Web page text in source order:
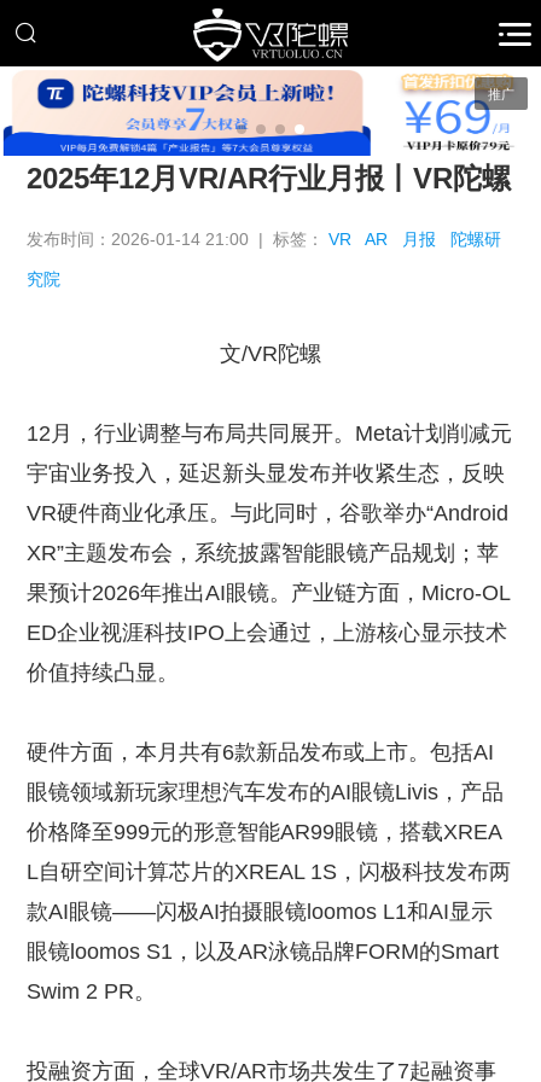
推广
2025年12月VR/AR行业月报丨VR陀螺
发布时间：2026-01-14 21:00 | 标签：VR AR 月报 陀螺研
究院
文/VR陀螺
12月，行业调整与布局共同展开。Meta计划削减元
宇宙业务投入，延迟新头显发布并收紧生态，反映
VR硬件商业化承压。与此同时，谷歌举办“Android
XR”主题发布会，系统披露智能眼镜产品规划；苹
果预计2026年推出AI眼镜。产业链方面，Micro-OL
ED企业视涯科技IPO上会通过，上游核心显示技术
价值持续凸显。
硬件方面，本月共有6款新品发布或上市。包括AI
眼镜领域新玩家理想汽车发布的AI眼镜Livis，产品
价格降至999元的形意智能AR99眼镜，搭载XREA
L自研空间计算芯片的XREAL 1S，闪极科技发布两
款AI眼镜——闪极AI拍摄眼镜loomos L1和AI显示
眼镜loomos S1，以及AR泳镜品牌FORM的Smart
Swim 2 PR。
投融资方面，全球VR/AR市场共发生了7起融资事